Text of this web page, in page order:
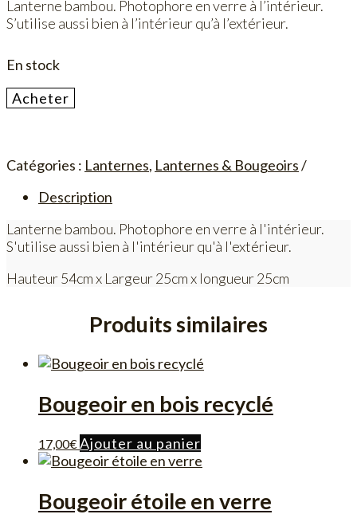
Lanterne bambou. Photophore en verre à l’intérieur.
S’utilise aussi bien à l’intérieur qu’à l’extérieur.
En stock
quantité
de
H54
Acheter
Catégories : Lanternes, Lanternes & Bougeoirs
Description
Lanterne bambou. Photophore en verre à l'intérieur.
S'utilise aussi bien à l'intérieur qu'à l'extérieur.
Hauteur 54cm x Largeur 25cm x longueur 25cm
Produits similaires
Bougeoir en bois recyclé
17,00€Ajouter au panier
Bougeoir étoile en verre